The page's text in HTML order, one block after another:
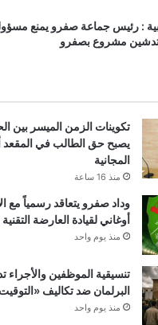
: رئيس جماعة صفرو يمنع
مشروع بصفرو
تكوينات الزمن الميسر بين
يصبح حق الطالب في المقعد
المجانية
منذ 16 ساعة
وداد صفرو يتعاقد رسمياً مع
أوغاني لقيادة العارضة التقنية
منذ يوم واحد
تنسيقية الموظفين والأجراء
البرلمان ضد تكاليف
منذ يوم واحد